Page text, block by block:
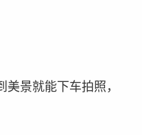
景就能下车拍照，